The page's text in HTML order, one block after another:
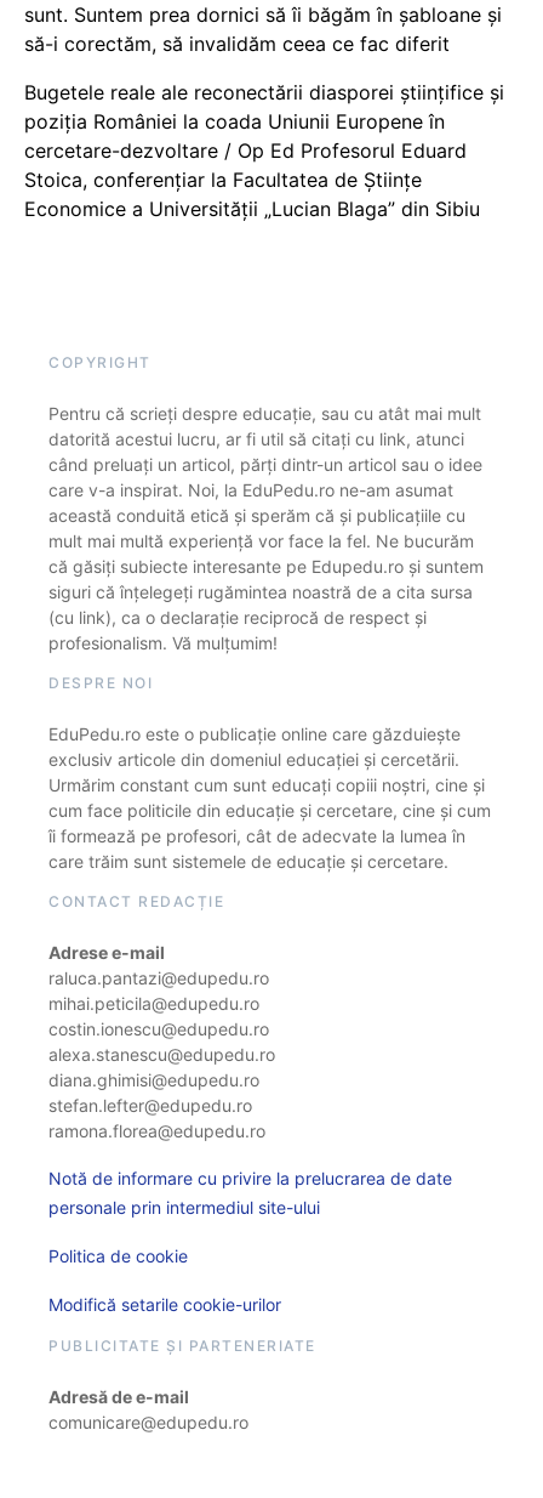
sunt. Suntem prea dornici să îi băgăm în șabloane și
să-i corectăm, să invalidăm ceea ce fac diferit
Bugetele reale ale reconectării diasporei științifice și
poziția României la coada Uniunii Europene în
cercetare-dezvoltare / Op Ed Profesorul Eduard
Stoica, conferențiar la Facultatea de Științe
Economice a Universității „Lucian Blaga” din Sibiu
COPYRIGHT
Pentru că scrieți despre educație, sau cu atât mai mult
datorită acestui lucru, ar fi util să citați cu link, atunci
când preluați un articol, părți dintr-un articol sau o idee
care v-a inspirat. Noi, la EduPedu.ro ne-am asumat
această conduită etică și sperăm că și publicațiile cu
mult mai multă experiență vor face la fel. Ne bucurăm
că găsiți subiecte interesante pe Edupedu.ro și suntem
siguri că înțelegeți rugămintea noastră de a cita sursa
(cu link), ca o declarație reciprocă de respect și
profesionalism. Vă mulțumim!
DESPRE NOI
EduPedu.ro este o publicație online care găzduiește
exclusiv articole din domeniul educației și cercetării.
Urmărim constant cum sunt educați copiii noștri, cine și
cum face politicile din educație și cercetare, cine și cum
îi formează pe profesori, cât de adecvate la lumea în
care trăim sunt sistemele de educație și cercetare.
CONTACT REDACȚIE
Adrese e-mail
raluca.pantazi@edupedu.ro
mihai.peticila@edupedu.ro
costin.ionescu@edupedu.ro
alexa.stanescu@edupedu.ro
diana.ghimisi@edupedu.ro
stefan.lefter@edupedu.ro
ramona.florea@edupedu.ro
Notă de informare cu privire la prelucrarea de date
personale prin intermediul site-ului
Politica de cookie
Modifică setarile cookie-urilor
PUBLICITATE ȘI PARTENERIATE
Adresă de e-mail
comunicare@edupedu.ro